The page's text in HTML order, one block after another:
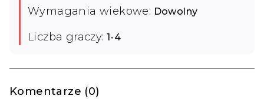
Wymagania wiekowe: Dowolny
Liczba graczy: 1-4
Komentarze (0)